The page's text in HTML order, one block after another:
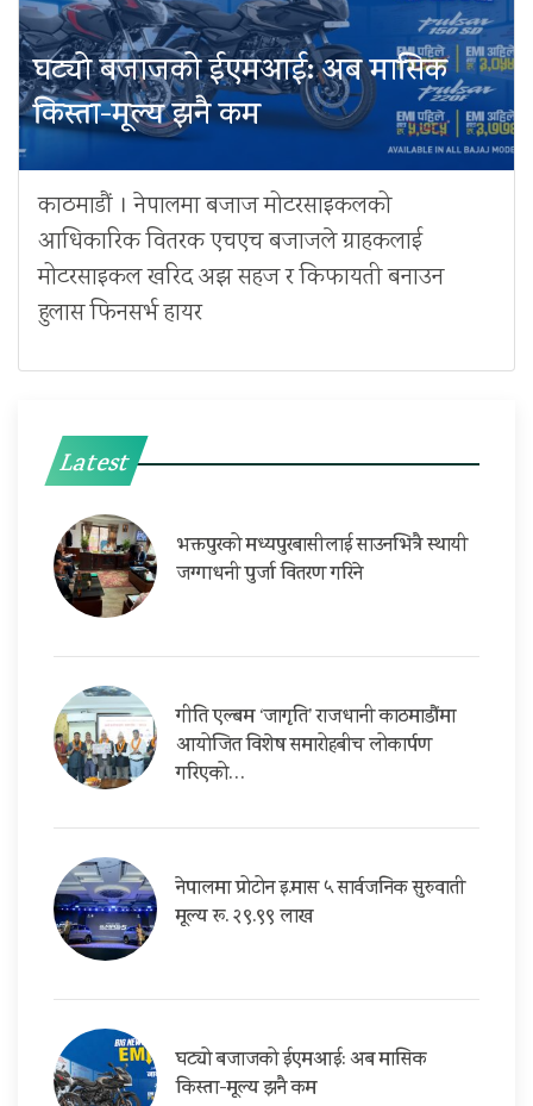
घट्यो बजाजको ईएमआई: अब मासिक
किस्ता-मूल्य झनै कम
काठमाडौं । नेपालमा बजाज मोटरसाइकलको
आधिकारिक वितरक एचएच बजाजले ग्राहकलाई
मोटरसाइकल खरिद अझ सहज र किफायती बनाउन
हुलास फिनसर्भ हायर
Latest
भक्तपुरको मध्यपुरबासीलाई साउनभित्रै स्थायी
जग्गाधनी पुर्जा वितरण गरिने
गीति एल्बम ‘जागृति’ राजधानी काठमाडौंमा
आयोजित विशेष समारोहबीच लोकार्पण
गरिएको…
नेपालमा प्रोटोन इ.मास ५ सार्वजनिक सुरुवाती
मूल्य रू. २९.९९ लाख
घट्यो बजाजको ईएमआई: अब मासिक
किस्ता-मूल्य झनै कम